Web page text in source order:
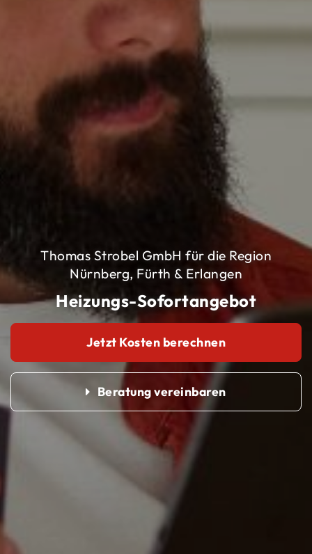
Thomas Strobel GmbH für die Region
Nürnberg, Fürth & Erlangen
Heizungs-Sofortangebot
Jetzt Kosten berechnen
Beratung vereinbaren